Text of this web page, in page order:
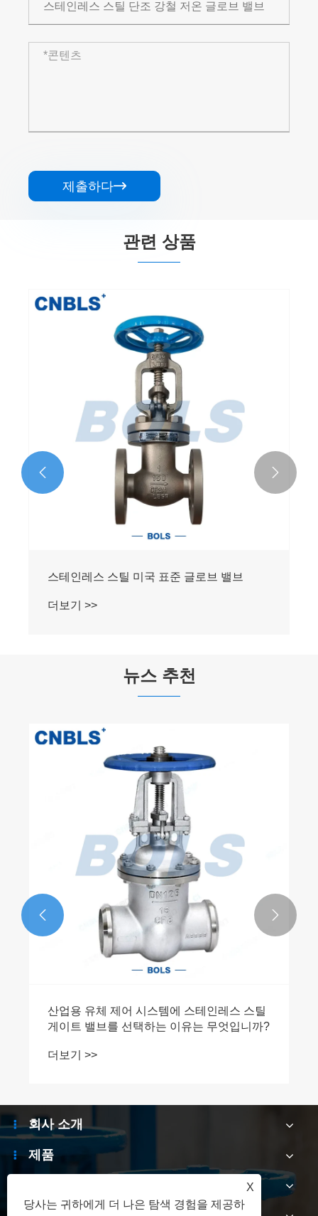
제출하다
관련 상품
스테인레스 스틸 미국 표준 글로브 밸브
더보기 >>
 
뉴스 추천
산업용 유체 제어 시스템에 스테인레스 스틸
게이트 밸브를 선택하는 이유는 무엇입니까?
더보기 >>
 
회사 소개
제품
X
당사는 귀하에게 더 나은 탐색 경험을 제공하